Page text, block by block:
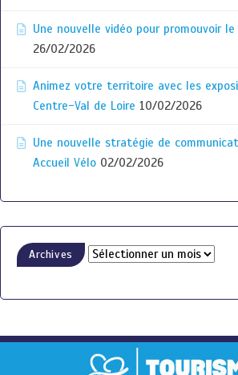
Une nouvelle vidéo pour promouvoir le
26/02/2026
Animez votre territoire avec les
Centre-Val de Loire 10/02/2026
Une nouvelle stratégie de
Accueil Vélo 02/02/2026
Archives